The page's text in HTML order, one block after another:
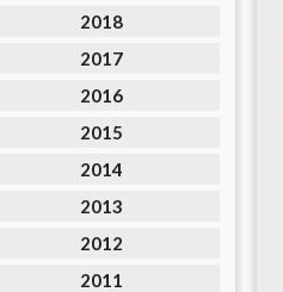
2018
2017
2016
2015
2014
2013
2012
2011